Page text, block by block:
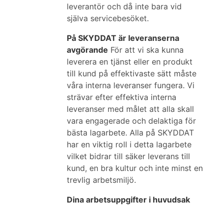
leverantör och då inte bara vid
själva servicebesöket.
På SKYDDAT är leveranserna
avgörande För att vi ska kunna
leverera en tjänst eller en produkt
till kund på effektivaste sätt måste
våra interna leveranser fungera. Vi
strävar efter effektiva interna
leveranser med målet att alla skall
vara engagerade och delaktiga för
bästa lagarbete. Alla på SKYDDAT
har en viktig roll i detta lagarbete
vilket bidrar till säker leverans till
kund, en bra kultur och inte minst en
trevlig arbetsmiljö.
Dina arbetsuppgifter i huvudsak